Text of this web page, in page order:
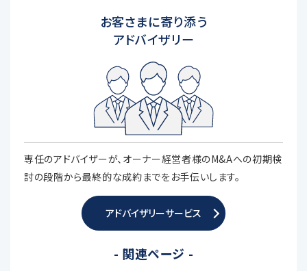
お客さまに寄り添う
アドバイザリー
専任のアドバイザーが、オーナー経営者様のM&Aへの初期検
討の段階から最終的な成約までをお手伝いします。
アドバイザリーサービス
- 関連ページ -